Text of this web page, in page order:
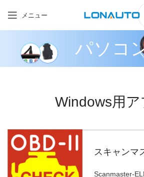
メニュー
パソコ
Windows用ア
スキャンマ
Scanmaster-